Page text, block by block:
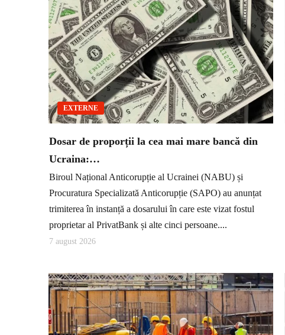
EXTERNE
Dosar de proporții la cea mai mare bancă din
Ucraina:…
Biroul Național Anticorupție al Ucrainei (NABU) și
Procuratura Specializată Anticorupție (SAPO) au anunțat
trimiterea în instanță a dosarului în care este vizat fostul
proprietar al PrivatBank și alte cinci persoane....
7 august 2026